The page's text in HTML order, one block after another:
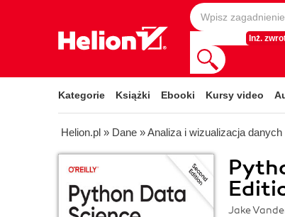
Inż.
Kategorie Książki Ebooki Kursy video
Helion.pl » Dane »Analiza i wizualizacja danych
Jake